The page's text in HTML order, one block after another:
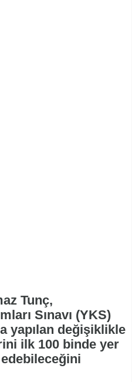
Tunç,
Sınavı (YKS)
yapılan değişiklikle
ilk 100 binde yer